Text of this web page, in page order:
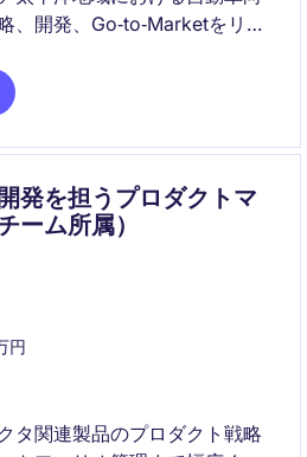
、開発、Go‑to‑Marketをリー
ョンと連携し、市場競争力と
いただきます。
発を担うプロダクトマ
ーム所属）
円
タ関連製品のプロダクト戦略